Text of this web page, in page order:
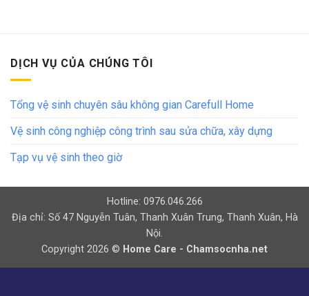
DỊCH VỤ CỦA CHÚNG TÔI
Tổng vệ sinh chuyên sâu không gian Carefull Home
Vệ sinh công nghiệp công trình sau sửa chữa, xây dựng
Tạp vụ vệ sinh theo giờ
Hotline: 0976.046.266
Địa chỉ: Số 47 Nguyễn Tuân, Thanh Xuân Trung, Thanh Xuân, Hà
Nội.
Copyright 2026 © Home Care - Chamsocnha.net